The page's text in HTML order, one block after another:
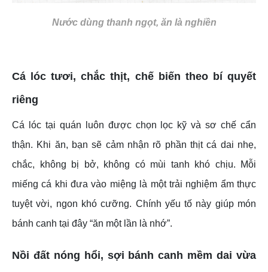
Nước dùng thanh ngọt, ăn là nghiền
Cá lóc tươi, chắc thịt, chế biến theo bí quyết
riêng
Cá lóc tại quán luôn được chọn lọc kỹ và sơ chế cẩn
thận. Khi ăn, bạn sẽ cảm nhận rõ phần thịt cá dai nhẹ,
chắc, không bị bở, không có mùi tanh khó chịu. Mỗi
miếng cá khi đưa vào miệng là một trải nghiệm ẩm thực
tuyệt vời, ngon khó cưỡng. Chính yếu tố này giúp món
bánh canh tại đây “ăn một lần là nhớ”.
Nồi đất nóng hổi, sợi bánh canh mềm dai vừa